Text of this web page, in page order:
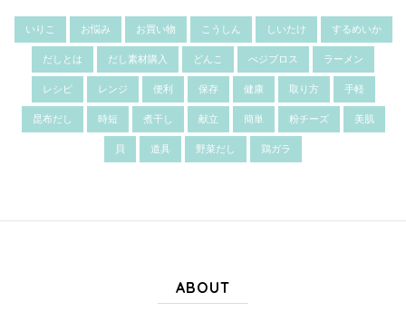
いりこ お悩み お買い物 こうしん しいたけ するめいか
だしとは だし素材購入 どんこ べジブロス ラーメン
レシピ レンジ 便利 保存 健康 取り方 手軽
昆布だし 時短 煮干し 献立 簡単 粉チーズ 美肌
貝 道具 野菜だし 鶏ガラ
ABOUT